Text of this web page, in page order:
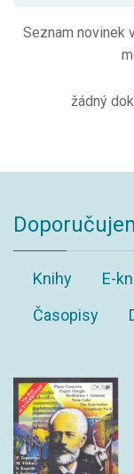
Seznam novinek
žádný
Knihy E-
Časopisy